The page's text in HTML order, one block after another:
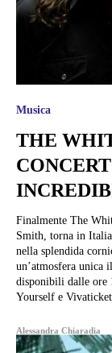
Musica
THE
Finalmente The
Smith, torna in
nella splendida
un’atmosfera unica
disponibili dalle
Yourself e
Alessandra Chiaradia